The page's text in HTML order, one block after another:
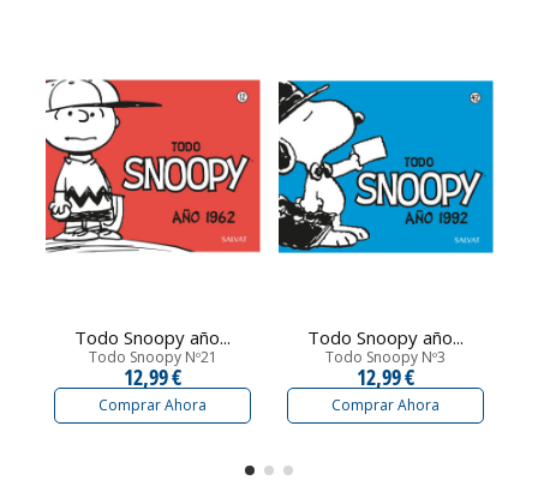
Todo Snoopy año...
Todo Snoopy Nº21
12,99 €
Comprar Ahora
Todo Snoopy año...
Todo Snoopy Nº3
12,99 €
Comprar Ahora